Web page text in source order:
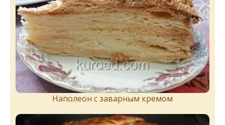
Наполеон с заварным кремом